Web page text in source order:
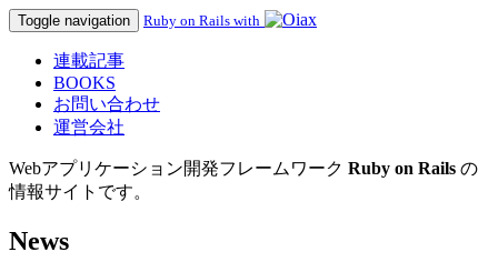
Toggle navigation Ruby on Rails with
連載記事
BOOKS
お問い合わせ
運営会社
Webアプリケーション開発フレームワーク Ruby on Rails の
情報サイトです。
News